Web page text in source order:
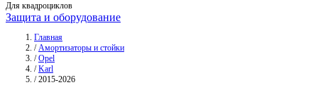
Для квадроциклов
Защита и оборудование
Главная
/ Амортизаторы и стойки
/ Opel
/ Karl
/ 2015-2026